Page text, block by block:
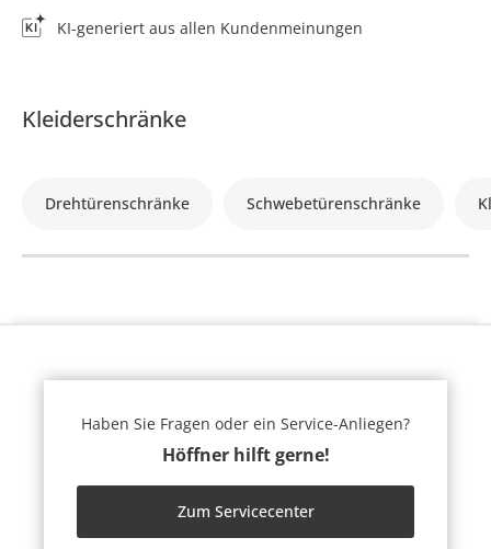
KI-generiert aus allen Kundenmeinungen
Kleiderschränke
Drehtürenschränke Schwebetürenschränke
Haben Sie Fragen oder ein Service-Anliegen?
Höffner hilft gerne!
Zum Servicecenter